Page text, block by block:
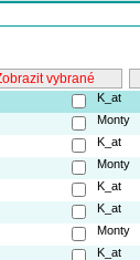
K_at
Monty
K_at
Monty
K_at
K_at
Monty
K_at